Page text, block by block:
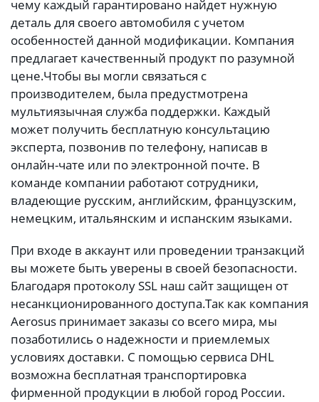
чему каждый гарантировано найдет нужную
деталь для своего автомобиля с учетом
особенностей данной модификации. Компания
предлагает качественный продукт по разумной
цене.Чтобы вы могли связаться с
производителем, была предустмотрена
мультиязычная служба поддержки. Каждый
может получить бесплатную консультацию
эксперта, позвонив по телефону, написав в
онлайн-чате или по электронной почте. В
команде компании работают сотрудники,
владеющие русским, английским, французским,
немецким, итальянским и испанским языками.
При входе в аккаунт или проведении транзакций
вы можете быть уверены в своей безопасности.
Благодаря протоколу SSL наш сайт защищен от
несанкционированного доступа.Так как компания
Aerosus принимает заказы со всего мира, мы
позаботились о надежности и приемлемых
условиях доставки. С помощью сервиса DHL
возможна бесплатная транспортировка
фирменной продукции в любой город России.